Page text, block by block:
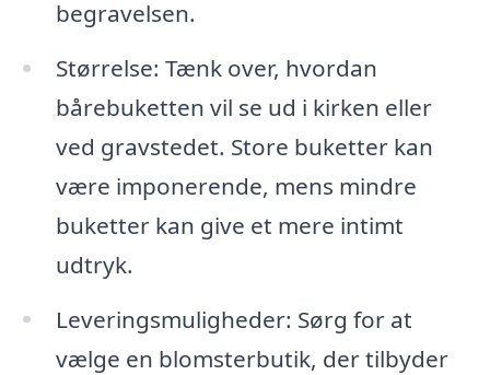
begravelsen.
Størrelse: Tænk over, hvordan
bårebuketten vil se ud i kirken eller
ved gravstedet. Store buketter kan
være imponerende, mens mindre
buketter kan give et mere intimt
udtryk.
Leveringsmuligheder: Sørg for at
vælge en blomsterbutik, der tilbyder